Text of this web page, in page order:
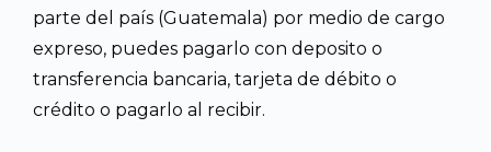
parte del país (Guatemala) por medio de cargo
expreso, puedes pagarlo con deposito o
transferencia bancaria, tarjeta de débito o
crédito o pagarlo al recibir.